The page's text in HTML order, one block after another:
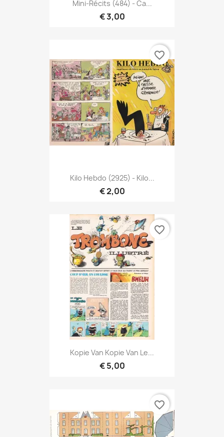
Mini-Récits (484) - Ca...
€ 3,00
Kilo Hebdo (2925) - Kilo...
€ 2,00
favorite_border
Kopie Van Kopie Van Le...
€ 5,00
favorite_border
favorite_border